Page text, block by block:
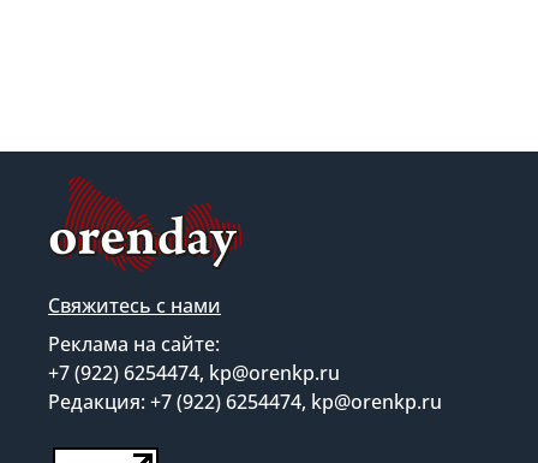
Свяжитесь с нами
Реклама на сайте:
+7 (922) 6254474, kp@orenkp.ru
Редакция: +7 (922) 6254474, kp@orenkp.ru